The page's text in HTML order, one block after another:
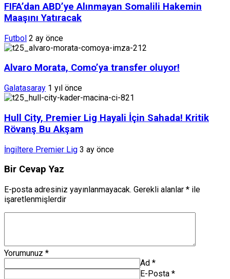
FIFA’dan ABD’ye Alınmayan Somalili Hakemin
Maaşını Yatıracak
Futbol 2 ay önce
Alvaro Morata, Como’ya transfer oluyor!
Galatasaray 1 yıl önce
Hull City, Premier Lig Hayali İçin Sahada! Kritik
Rövanş Bu Akşam
İngiltere Premier Lig 3 ay önce
Bir Cevap Yaz
E-posta adresiniz yayınlanmayacak. Gerekli alanlar * ile
işaretlenmişlerdir
Yorumunuz *
Ad *
E-Posta *